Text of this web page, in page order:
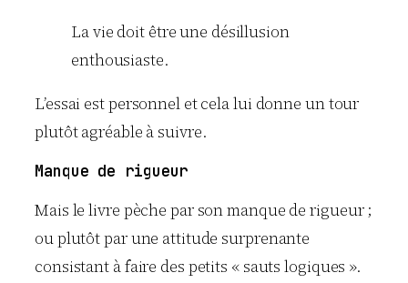
La vie doit être une désillusion
enthousiaste.
L’essai est personnel et cela lui donne un tour
plutôt agréable à suivre.
Manque de rigueur
Mais le livre pèche par son manque de rigueur ;
ou plutôt par une attitude surprenante
consistant à faire des petits « sauts logiques ».